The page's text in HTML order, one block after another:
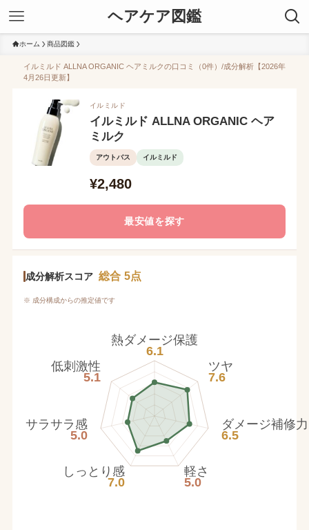
ヘアケア図鑑
ホーム 商品図鑑
イルミルド ALLNA ORGANIC ヘアミルクの口コミ（0件）/成分解析【2026年
4月26日更新】
イルミルド
イルミルド ALLNA ORGANIC ヘア
ミルク
アウトバス イルミルド
¥2,480
最安値を探す
成分解析スコア 総合 5点
※ 成分構成からの推定値です
熱ダメージ保護
6.1
ツヤ
7.6
ダメージ補修力
6.5
軽さ
5.0
しっとり感
7.0
サラサラ感
5.0
低刺激性
5.1